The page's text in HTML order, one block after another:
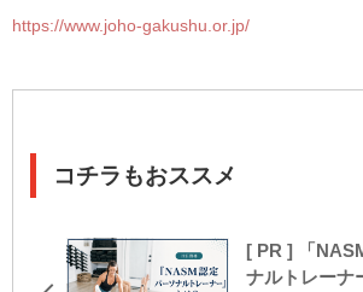
https://www.joho-gakushu.or.jp/
コチラもおススメ
[ PR ] 「
ナルトレーナ